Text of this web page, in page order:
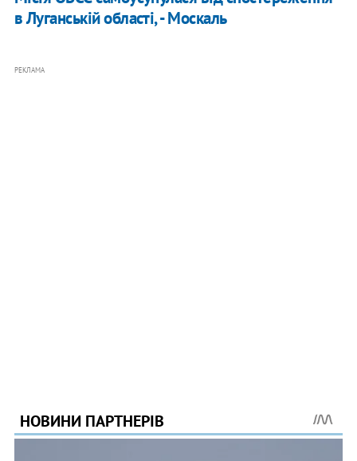
в Луганській області, - Москаль
РЕКЛАМА